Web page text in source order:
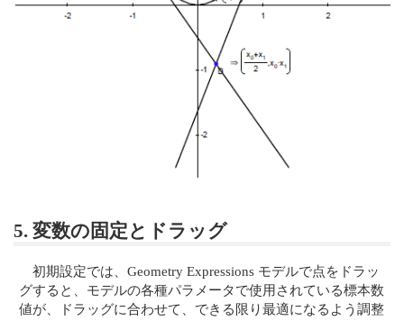
5. 変数の固定とドラッグ
初期設定では、Geometry Expressions モデルで点をドラッ
グすると、モデルの各種パラメータで使用されている標本数
値が、ドラッグに合わせて、できる限り最適になるよう調整